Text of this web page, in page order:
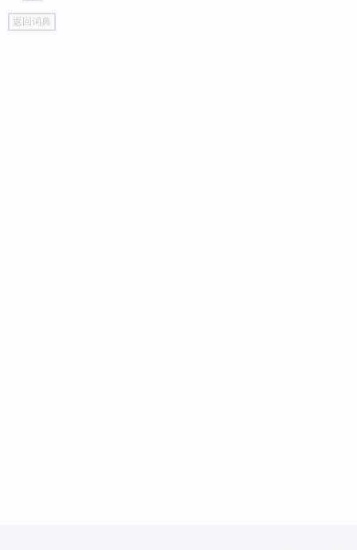
go
top
返回词典